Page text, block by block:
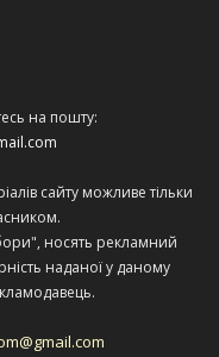
на пошту:
сайту можливе тільки
носять рекламний
наданої у даному